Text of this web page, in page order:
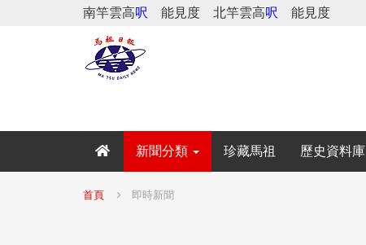
南竿雲高呎 能見度 北竿雲高呎 能見度
新聞分類 珍藏馬祖 歷史資料庫
首頁 即時新聞